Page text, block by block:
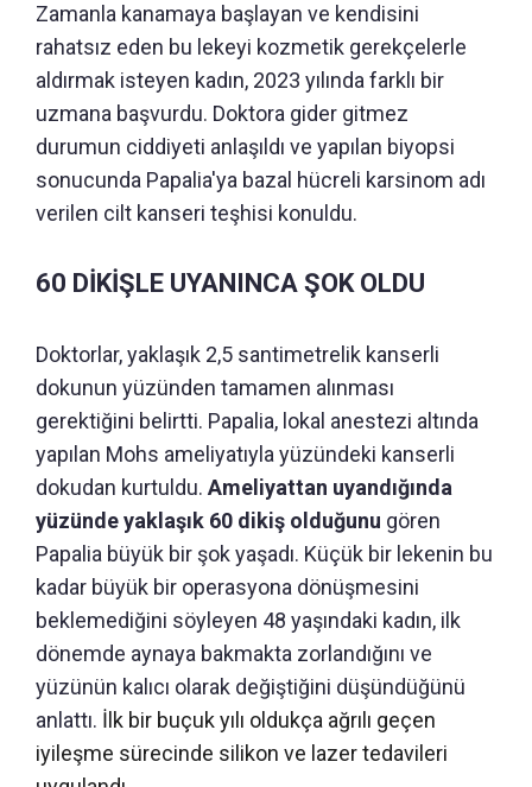
Zamanla kanamaya başlayan ve kendisini
rahatsız eden bu lekeyi kozmetik gerekçelerle
aldırmak isteyen kadın, 2023 yılında farklı bir
uzmana başvurdu. Doktora gider gitmez
durumun ciddiyeti anlaşıldı ve yapılan biyopsi
sonucunda Papalia'ya bazal hücreli karsinom adı
verilen cilt kanseri teşhisi konuldu.
60 DİKİŞLE UYANINCA ŞOK OLDU
Doktorlar, yaklaşık 2,5 santimetrelik kanserli
dokunun yüzünden tamamen alınması
gerektiğini belirtti. Papalia, lokal anestezi altında
yapılan Mohs ameliyatıyla yüzündeki kanserli
dokudan kurtuldu. Ameliyattan uyandığında
yüzünde yaklaşık 60 dikiş olduğunu gören
Papalia büyük bir şok yaşadı. Küçük bir lekenin bu
kadar büyük bir operasyona dönüşmesini
beklemediğini söyleyen 48 yaşındaki kadın, ilk
dönemde aynaya bakmakta zorlandığını ve
yüzünün kalıcı olarak değiştiğini düşündüğünü
anlattı. İlk bir buçuk yılı oldukça ağrılı geçen
iyileşme sürecinde silikon ve lazer tedavileri